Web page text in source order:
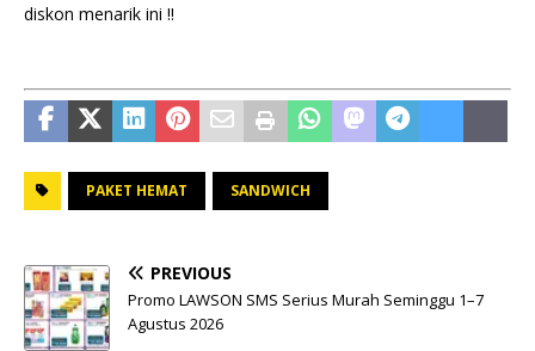
diskon menarik ini !!
PAKET HEMAT SANDWICH
PREVIOUS
Promo LAWSON SMS Serius Murah Seminggu 1–7
Agustus 2026